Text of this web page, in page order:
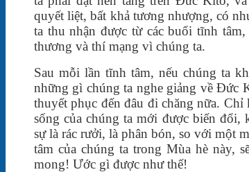
quyết liệt, bất khả tương nhượng, có
ta thu nhận được từ các buổi tĩnh
thương và thí mạng vì chúng ta.
Sau mỗi lần tĩnh tâm, nếu chúng ta
những gì chúng ta nghe giảng về Đức
thuyết phục đến đâu đi chăng nữa.
sống của chúng ta mới được biến
sự là rác rưởi, là phân bón, so với
tâm của chúng ta trong Mùa hè này,
mong! Ước gì được như thế!